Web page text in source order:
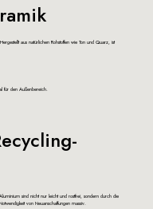
aus natürlichen Rohstoffen wie Ton und Quarz, ist
für den Außenbereich.
sind nicht nur leicht und rostfrei, sondern durch die
von Neuanschaffungen massiv.